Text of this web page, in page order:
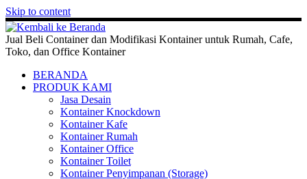
Skip to content
Jual Beli Container dan Modifikasi Kontainer untuk Rumah, Cafe,
Toko, dan Office Kontainer
BERANDA
PRODUK KAMI
Jasa Desain
Kontainer Knockdown
Kontainer Kafe
Kontainer Rumah
Kontainer Office
Kontainer Toilet
Kontainer Penyimpanan (Storage)